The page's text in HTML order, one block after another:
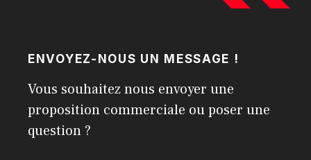
ENVOYEZ-NOUS UN MESSAGE !
Vous souhaitez nous envoyer une
proposition commerciale ou poser une
question ?